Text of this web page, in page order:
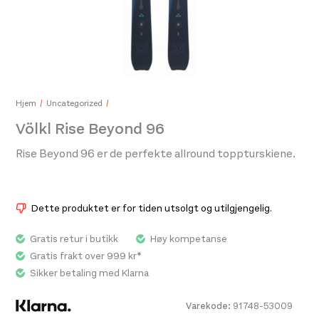
199,-
Hjem Uncategorized
Völkl Rise Beyond 96
Rise Beyond 96 er de perfekte allround toppturskiene.
Dette produktet er for tiden utsolgt og utilgjengelig.
Varekode: 91748-53009
Gratis retur i butikk
Høy kompetanse
Gratis frakt over 999 kr*
Sikker betaling med Klarna